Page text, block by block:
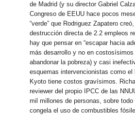
de Madrid (y su director Gabriel
Congreso de EEUU hace pocos
“verde” que Rodriguez Zapatero
destrucción directa de 2.2 empleos
hay que pensar en “escapar hacia
más desarrollo y no en costosísimos
abandonar la pobreza) y casi
esquemas intervencionistas como el
Kyoto tiene costos gravísimos.
reviewer del propio IPCC de las
mil millones de personas, sobre
congela el uso de combustibles